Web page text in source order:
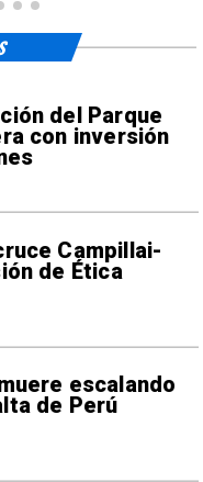
del Parque
con inversión
Campillai-
de Ética
escalando
de Perú